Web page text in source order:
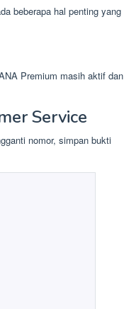
beberapa hal penting yang
Premium masih aktif dan
Service
nomor, simpan bukti